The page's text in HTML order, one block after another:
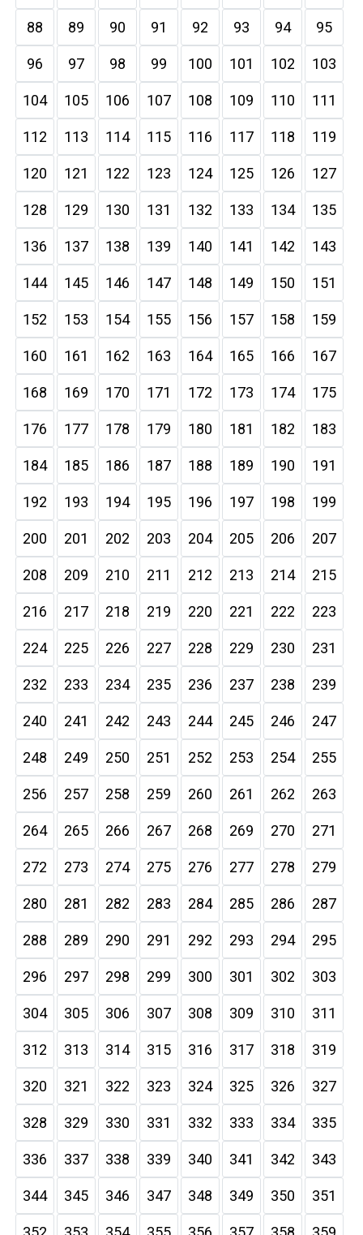
88 89 90 91 92 93 94 95
96 97 98 99 100 101 102 103
104 105 106 107 108 109 110 111
112 113 114 115 116 117 118 119
120 121 122 123 124 125 126 127
128 129 130 131 132 133 134 135
136 137 138 139 140 141 142 143
144 145 146 147 148 149 150 151
152 153 154 155 156 157 158 159
160 161 162 163 164 165 166 167
168 169 170 171 172 173 174 175
176 177 178 179 180 181 182 183
184 185 186 187 188 189 190 191
192 193 194 195 196 197 198 199
200 201 202 203 204 205 206 207
208 209 210 211 212 213 214 215
216 217 218 219 220 221 222 223
224 225 226 227 228 229 230 231
232 233 234 235 236 237 238 239
240 241 242 243 244 245 246 247
248 249 250 251 252 253 254 255
256 257 258 259 260 261 262 263
264 265 266 267 268 269 270 271
272 273 274 275 276 277 278 279
280 281 282 283 284 285 286 287
288 289 290 291 292 293 294 295
296 297 298 299 300 301 302 303
304 305 306 307 308 309 310 311
312 313 314 315 316 317 318 319
320 321 322 323 324 325 326 327
328 329 330 331 332 333 334 335
336 337 338 339 340 341 342 343
344 345 346 347 348 349 350 351